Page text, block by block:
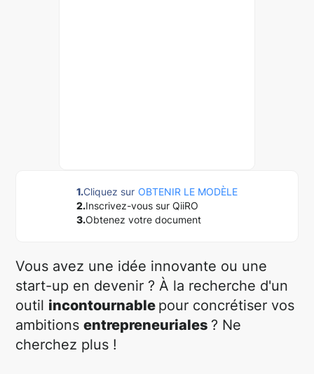
1.Cliquez sur OBTENIR LE MODÈLE
2.Inscrivez-vous sur QiiRO
3.Obtenez votre document
Vous avez une idée innovante ou une
start-up en devenir ? À la recherche d'un
outil incontournable pour concrétiser vos
ambitionsentrepreneuriales? Ne
cherchez plus !